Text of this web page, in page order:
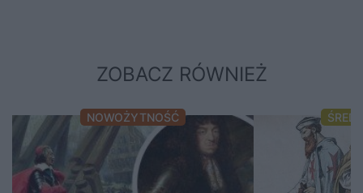
ZOBACZ RÓWNIEŻ
NOWOŻYTNOŚĆ